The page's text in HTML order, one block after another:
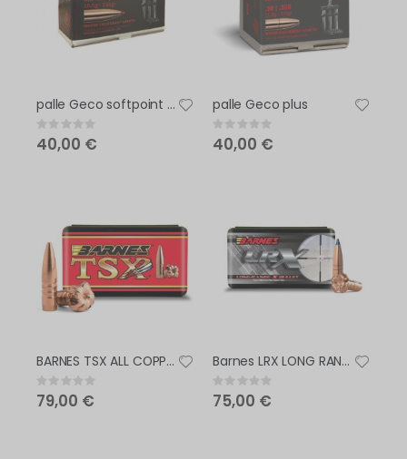
palle Geco softpoint express
Rating:
0%
40,00 €
palle Geco plus
Rating:
0%
40,00 €
BARNES TSX ALL COPPER HUNTING BULLET
Rating:
0%
79,00 €
Barnes LRX LONG RANGE X BULLET
Rating:
0%
75,00 €